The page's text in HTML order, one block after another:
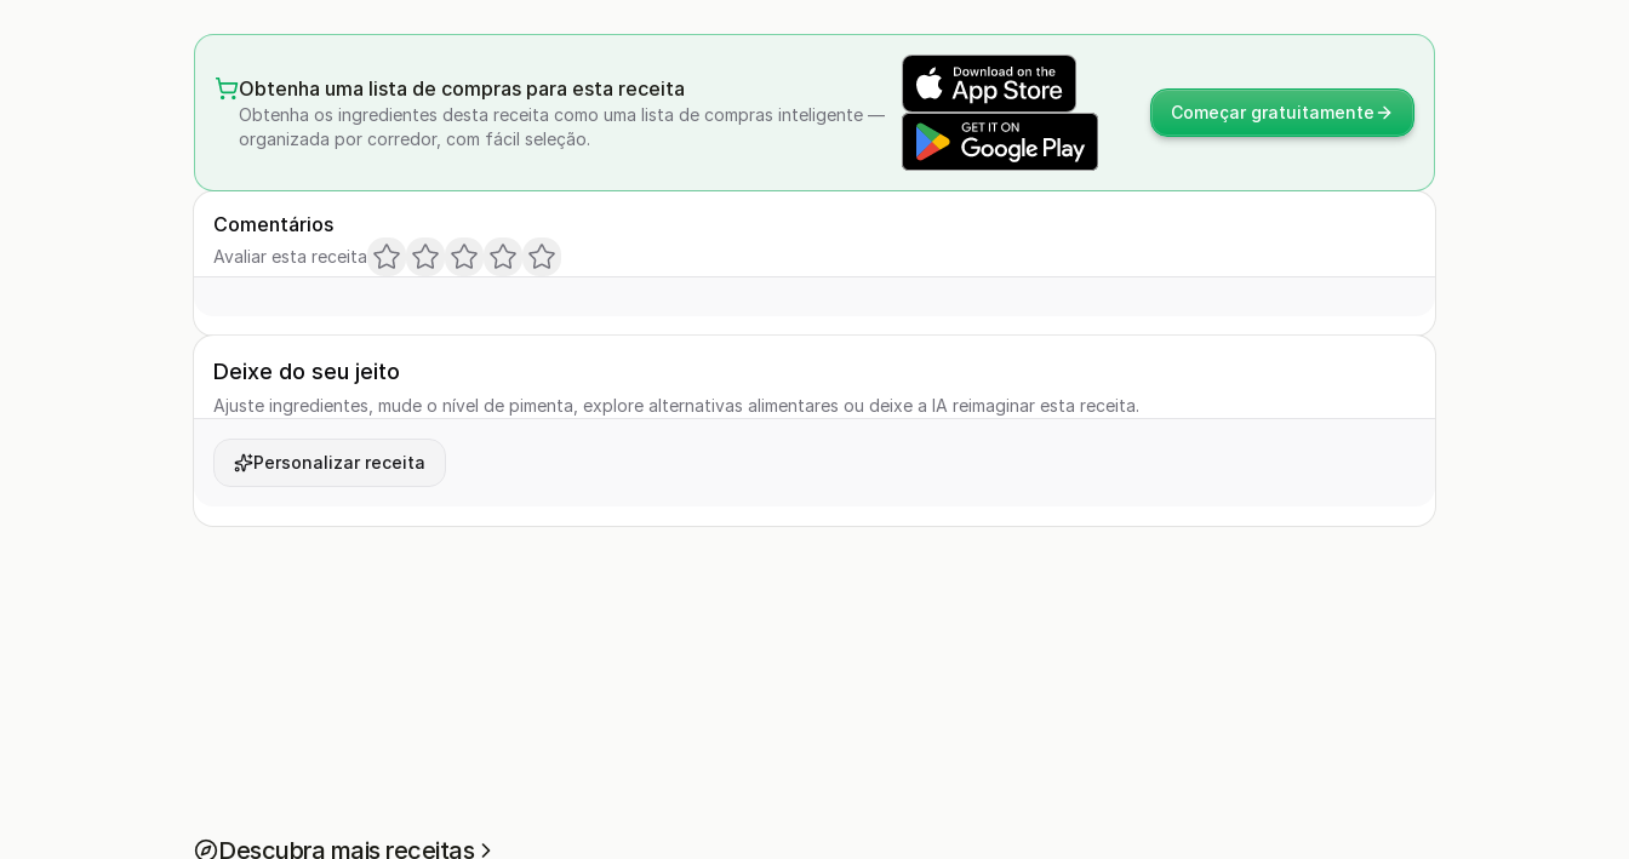
Obtenha uma lista de compras para esta receita
Obtenha os ingredientes desta receita como uma lista de compras inteligente —
organizada por corredor, com fácil seleção.
Começar gratuitamente
Comentários
Avaliar esta receita
Deixe do seu jeito
Ajuste ingredientes, mude o nível de pimenta, explore alternativas alimentares ou deixe a IA reimaginar esta receita.
Personalizar receita
Descubra mais receitas